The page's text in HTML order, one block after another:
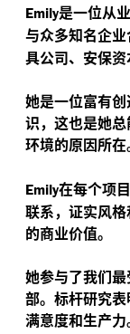
Emily是一位从
与众多知名企
具公司、安保资
她是一位富有
识，这也是她
环境的原因所在
Emily在每个项
联系，证实风
的商业价值。
她参与了我们
部。标杆研究
满意度和生产力